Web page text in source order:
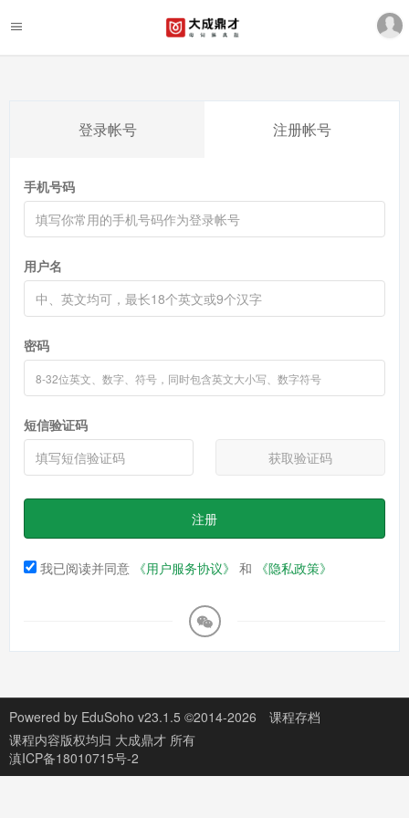
登录帐号 注册帐号
手机号码
用户名
密码
短信验证码
获取验证码
注册
我已阅读并同意 《用户服务协议》 和 《隐私政策》
Powered by EduSoho v23.1.5 ©2014-2026
课程存档
课程内容版权均归 大成鼎才 所有
滇ICP备18010715号-2